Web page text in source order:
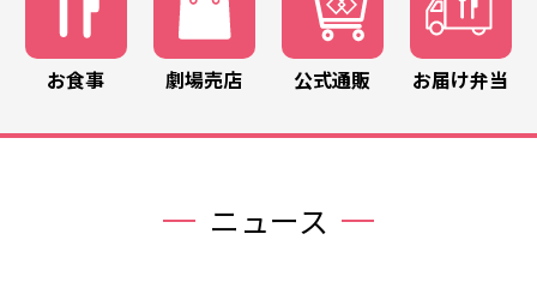
お食事 劇場売店 公式通販 お届け弁当
ニュース